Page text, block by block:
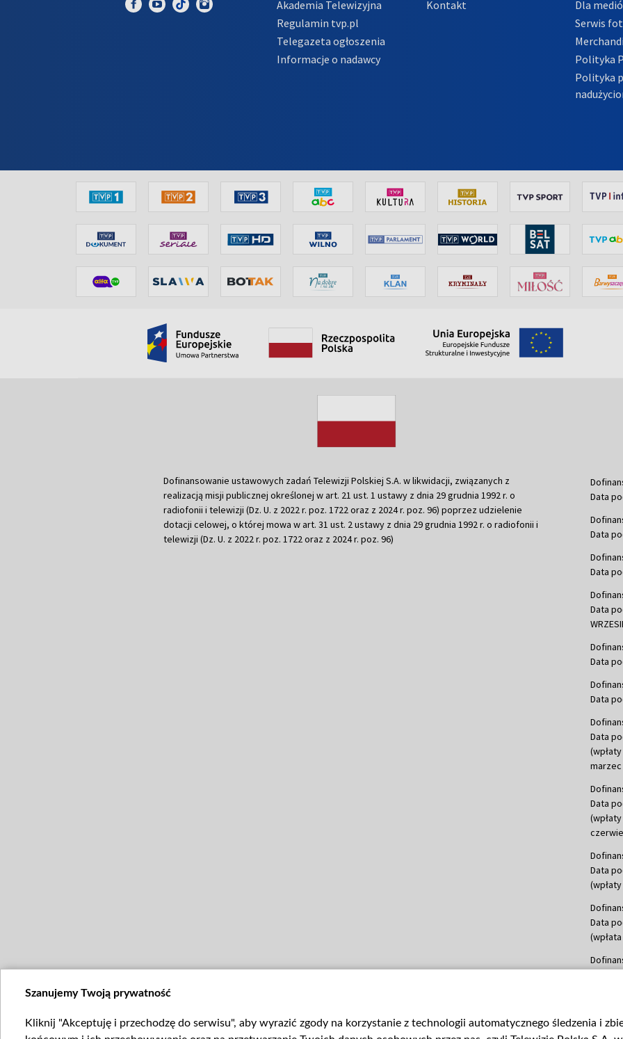
Akademia Telewizyjna
Regulamin tvp.pl
Telegazeta ogłoszenia
Informacje o nadawcy
Kontakt
Dla
Serwis
Polityka
Polityka
Dofinansowanie ustawowych zadań Telewizji Polskiej S.A. w likwidacji, związanych z
realizacją misji publicznej określonej w art. 21 ust. 1 ustawy z dnia 29 grudnia 1992 r. o
radiofonii i telewizji (Dz. U. z 2022 r. poz. 1722 oraz z 2024 r. poz. 96) poprzez udzielenie
dotacji celowej, o której mowa w art. 31 ust. 2 ustawy z dnia 29 grudnia 1992 r. o radiofonii i
telewizji (Dz. U. z 2022 r. poz. 1722 oraz z 2024 r. poz. 96)
Data
Data
Data
Data
Data
Data
Data
marzec
Data
Data
Data
Szanujemy Twoją prywatność
Kliknij "Akceptuję i przechodzę do serwisu", aby wyrazić zgody na korzystanie z technologii automatycznego śledzenia i